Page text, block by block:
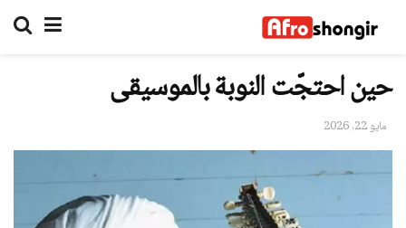
حين احتجّت النوبة بالموسيقى
مايو 22, 2026